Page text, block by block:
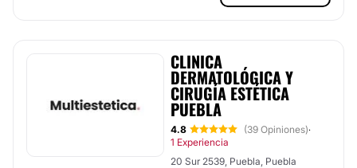
CLINICA
DERMATOLÓGICA Y
CIRUGÍA ESTÉTICA
PUEBLA
4.8 (39 Opiniones)·
1 Experiencia
20 Sur 2539, Puebla, Puebla